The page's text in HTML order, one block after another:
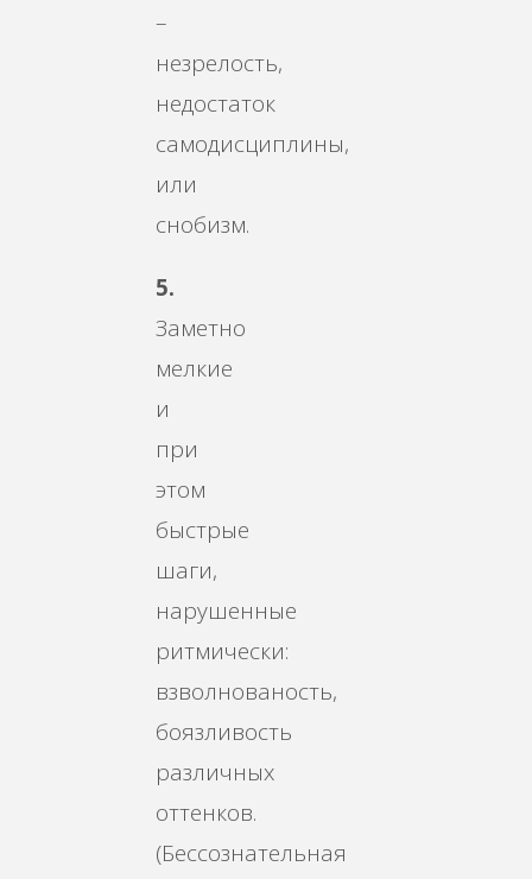
–
незрелость,
недостаток
самодисциплины,
или
снобизм.
5.
Заметно
мелкие
и
при
этом
быстрые
шаги,
нарушенные
ритмически:
взволнованость,
боязливость
различных
оттенков.
(Бессознательная